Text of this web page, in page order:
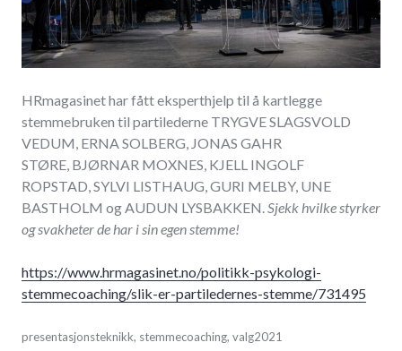
HRmagasinet har fått eksperthjelp til å kartlegge
stemmebruken til partilederne TRYGVE SLAGSVOLD
VEDUM, ERNA SOLBERG, JONAS GAHR
STØRE, BJØRNAR MOXNES, KJELL INGOLF
ROPSTAD, SYLVI LISTHAUG, GURI MELBY, UNE
BASTHOLM og AUDUN LYSBAKKEN.Sjekk hvilke styrker
og svakheter de har i sin egen stemme!
https://www.hrmagasinet.no/politikk-psykologi-
stemmecoaching/slik-er-partiledernes-stemme/731495
september
presentasjonsteknikk, stemmecoaching, valg2021